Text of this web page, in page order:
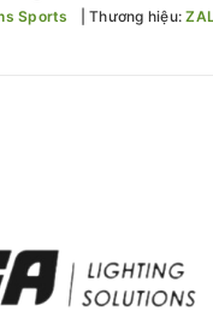
Sports Thương hiệu: